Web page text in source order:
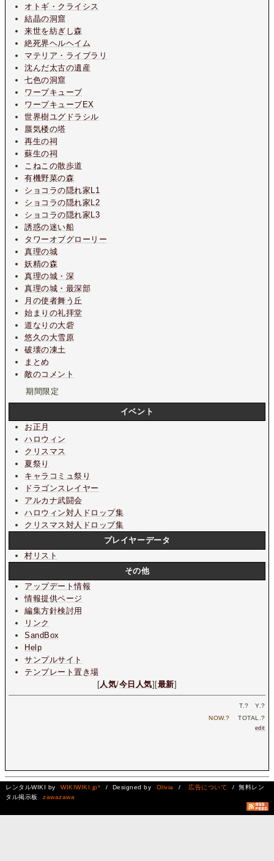
オトギ・クライシス
結晶の洞窟
来世を紡ぎし森
絶死界ヘルヘイム
マテリア・ライブラリ
沈んだ太古の遺産
七色の洞窟
ワープキューブ
ワープキューブEX
世界樹ユグドラシル
蜃気楼の塔
再生の祠
蘇生の祠
こねこの散歩道
有機野菜の森
ショコラの隠れ家L1
ショコラの隠れ家L2
ショコラの隠れ家L3
誘惑の迷い船
タワーオブグローリー
真理の城
妖精の森
真理の城・深
真理の城・最深部
月の使者舞う丘
始まりの礼拝堂
道なりの大砦
悠久の大雪原
破壊の凍土
まとめ
敵のコメント
期間限定
イベント
お正月
ハロウィン
クリスマス
夏祭り
キャラコミュ祭り
ドラゴンスレイヤー
アルカナ武闘会
ハロウィン対人ドロップ集
クリスマス対人ドロップ集
プレイヤーデータ
村リスト
その他
アップデート情報
情報提供ページ
編集方針検討用
リンク
SandBox
Help
サンプルサイト
テンプレート置き場
[人気/今日人気][最新]
T.? Y.?
NOW.? TOTAL.?
edit
レンタルWIKI by WIKIWIKI.jp* / Designed by Olivia / 広告について
/ 無料レン
タル掲示板
zawazawa